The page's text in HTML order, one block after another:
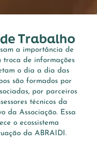
Trabalho
a importância de
troca de informações
o dia a dia das
são formados por
por parceiros
técnicos da
da Associação. Essa
o ecossistema
da ABRAIDI.